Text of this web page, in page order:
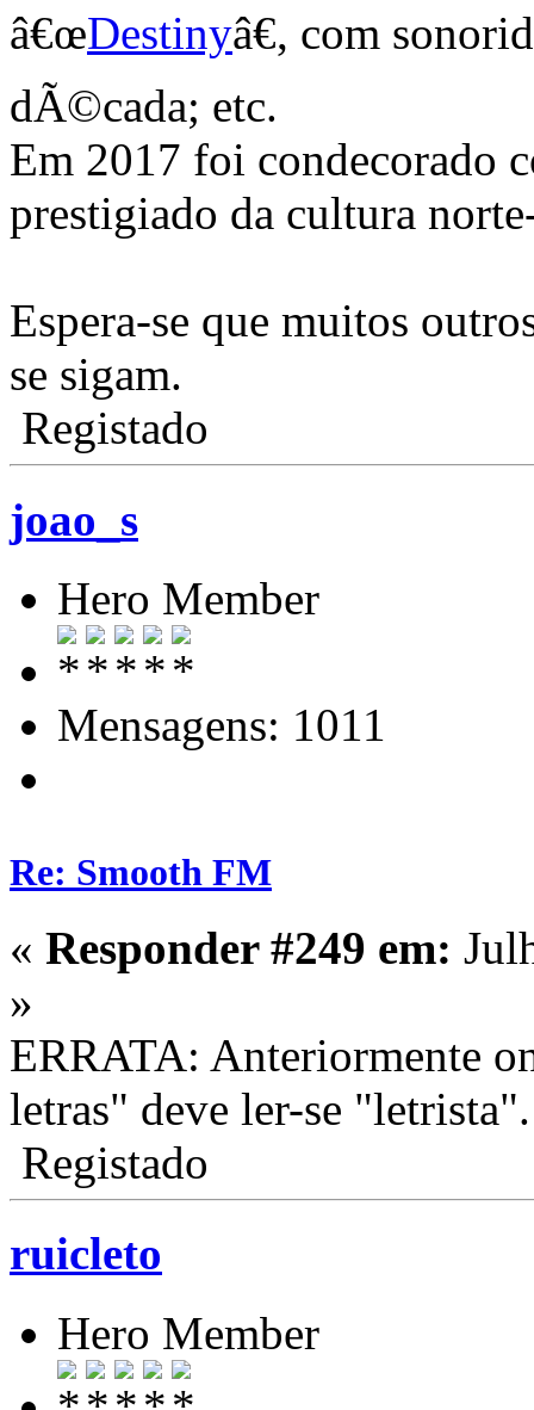
â€œDestinyâ€, com
dÃ©cada; etc.
Em 2017 foi condecorado
prestigiado da cultura
Espera-se que muitos
se sigam.
Registado
joao_s
Hero Member
Mensagens: 1011
Re: Smooth FM
« Responder #249 em:
»
ERRATA: Anteriormente
letras" deve ler-se "letrista".
Registado
ruicleto
Hero Member